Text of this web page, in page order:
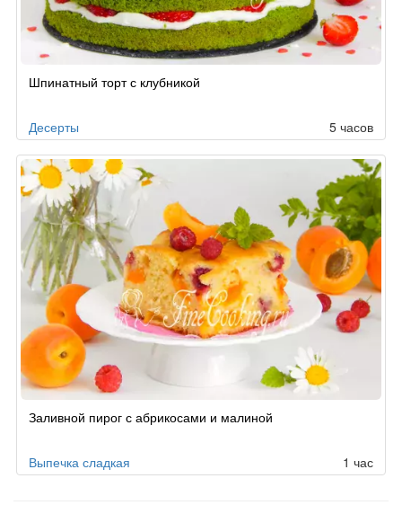
Шпинатный торт с клубникой
Десерты 5 часов
Заливной пирог с абрикосами и малиной
Выпечка сладкая 1 час